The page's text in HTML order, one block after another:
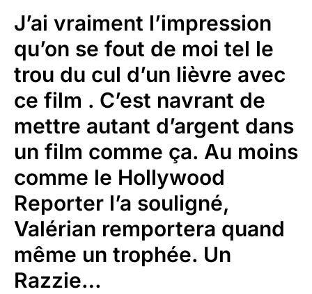
J’ai vraiment l’impression
qu’on se fout de moi tel le
trou du cul d’un lièvre avec
ce film . C’est navrant de
mettre autant d’argent dans
un film comme ça. Au moins
comme le Hollywood
Reporter l’a souligné,
Valérian remportera quand
même un trophée. Un
Razzie…